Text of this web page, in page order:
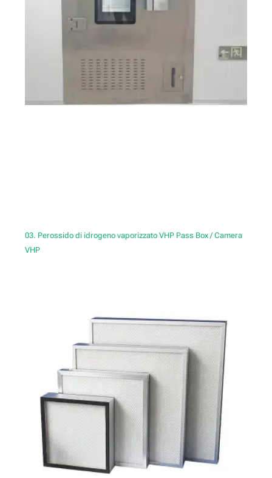
03. Perossido di idrogeno vaporizzato VHP Pass Box / Camera
VHP